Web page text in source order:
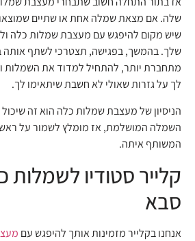
שלה. אם מצאת שמלה אחת או שתיים
שיש מקום להיפגש עם מעצבת שמלות כלה
שלך. בהמשך, בפגישה, תצטרכי לשתף אותה
מתחברת יותר, להתחיל למדוד את השמלות
לך על גזרות שאולי לא חשבת שיתאימו לך.
הניסיון של מעצבת שמלות כלה הוא זה
השמלה המושלמת, אז מומלץ לשמור על
המשותף איתה.
קלייר סטודיו
סבא
אנחנו בקלייר מזמינות אותך להיפגש עם